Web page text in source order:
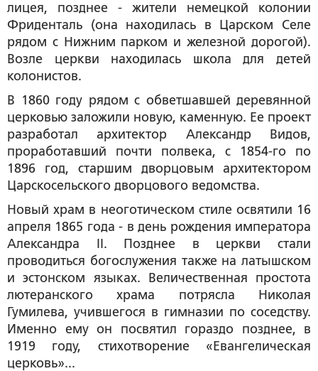
лицея, позднее - жители немецкой колонии
Фриденталь (она находилась в Царском Селе
рядом с Нижним парком и железной дорогой).
Возле церкви находилась школа для детей
колонистов.
В 1860 году рядом с обветшавшей деревянной
церковью заложили новую, каменную. Ее проект
разработал архитектор Александр Видов,
проработавший почти полвека, с 1854-го по
1896 год, старшим дворцовым архитектором
Царскосельского дворцового ведомства.
Новый храм в неоготическом стиле освятили 16
апреля 1865 года - в день рождения императора
Александра II. Позднее в церкви стали
проводиться богослужения также на латышском
и эстонском языках. Величественная простота
лютеранского храма потрясла Николая
Гумилева, учившегося в гимназии по соседству.
Именно ему он посвятил гораздо позднее, в
1919 году, стихотворение «Евангелическая
церковь»...